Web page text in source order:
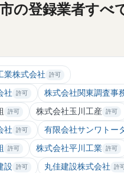
の登録業者すべ
業株式会社 許可
社 許可 株式会社関東調査事
許可 株式会社玉川工産 許可
社 許可 有限会社サンワトー
許可 株式会社平川工業 許可
設 許可 丸佳建設株式会社 許